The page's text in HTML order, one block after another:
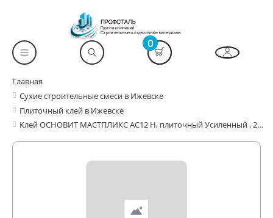
0
Главная
Сухие строительные смеси в Ижевске
Плиточный клей в Ижевске
Клей ОСНОВИТ МАСТПЛИКС АС12 Н, плиточный Усиленный , 25кг